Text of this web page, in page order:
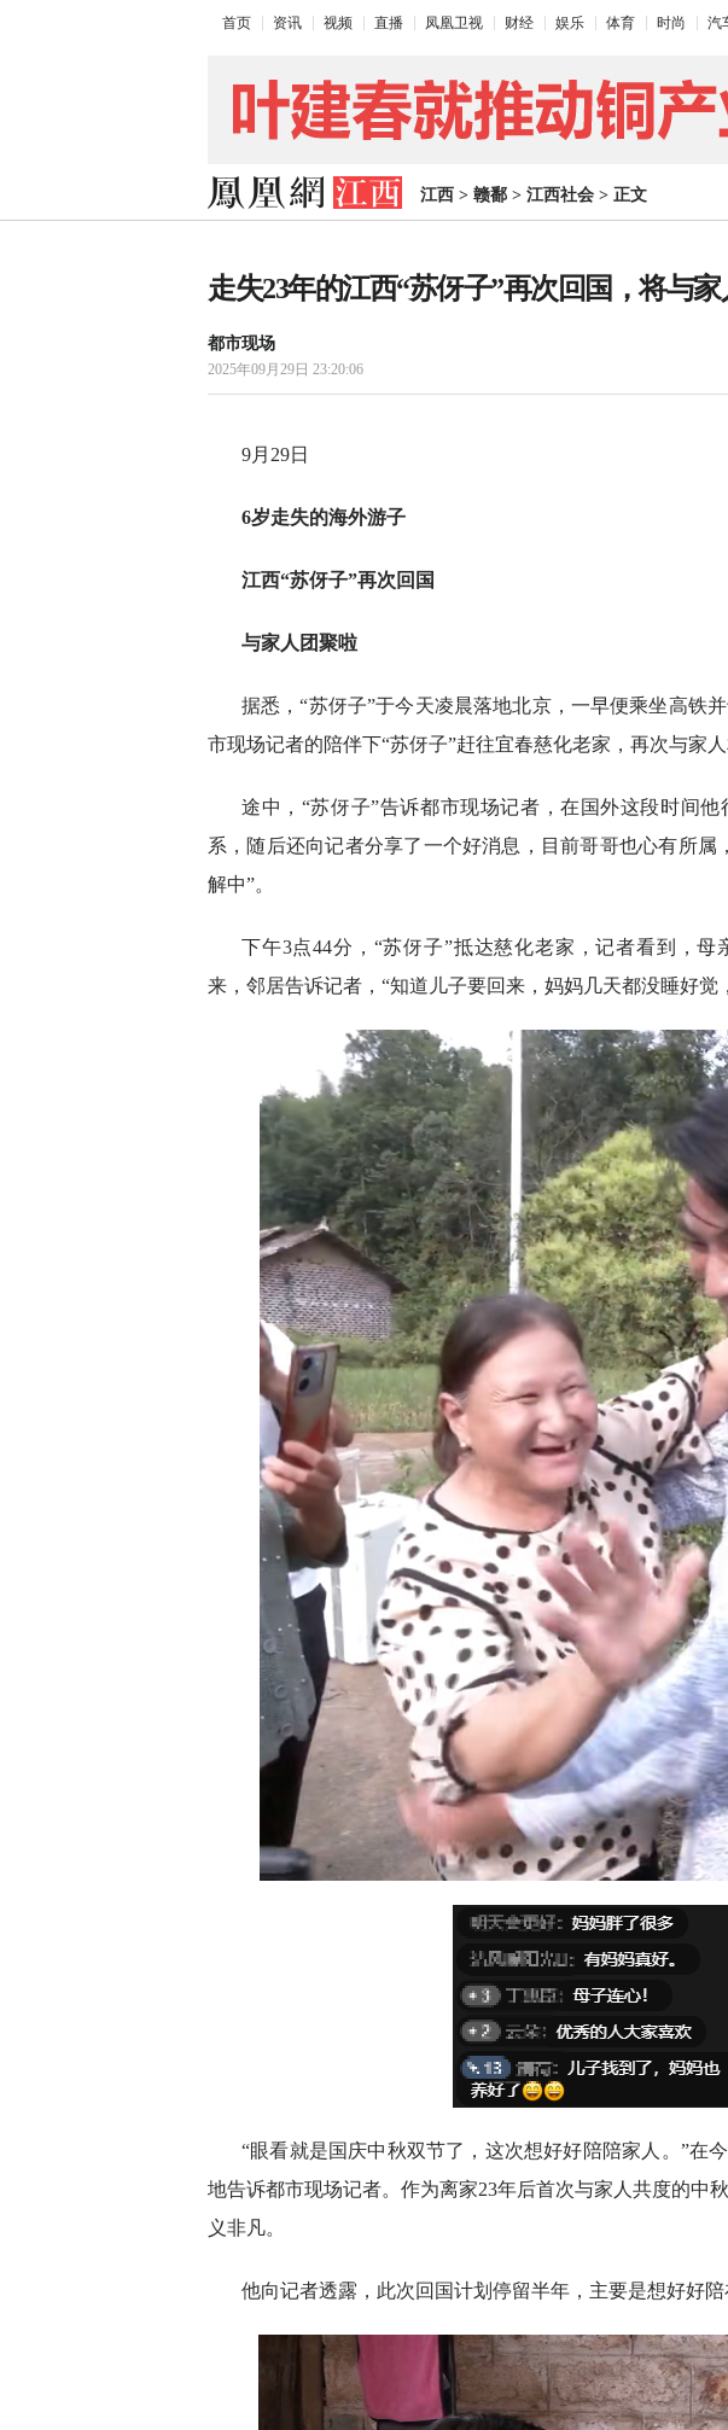
首页 资讯 视频 直播 凤凰卫视 财经 娱乐 体育 时尚 汽
江西 > 赣鄱 > 江西社会 > 正文
走失23年的江西“苏伢子”再次回国，将与
都市现场
2025年09月29日 23:20:06
9月29日
6岁走失的海外游子
江西“苏伢子”再次回国
与家人团聚啦
据悉，“苏伢子”于今天凌晨落地北京，一早便乘坐高铁
市现场记者的陪伴下“苏伢子”赶往宜春慈化老家，再次与家人
途中，“苏伢子”告诉都市现场记者，在国外这段时间
系，随后还向记者分享了一个好消息，目前哥哥也心有所属
解中”。
下午3点44分，“苏伢子”抵达慈化老家，记者看到，母
来，邻居告诉记者，“知道儿子要回来，妈妈几天都没睡好觉
“眼看就是国庆中秋双节了，这次想好好陪陪家人。”在
地告诉都市现场记者。作为离家23年后首次与家人共度的中
义非凡。
他向记者透露，此次回国计划停留半年，主要是想好好陪